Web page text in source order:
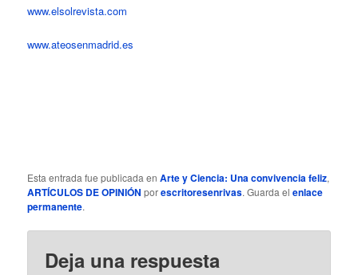
www.elsolrevista.com
www.ateosenmadrid.es
Esta entrada fue publicada enArte y Ciencia: Una convivencia feliz,
ARTÍCULOS DE OPINIÓN porescritoresenrivas. Guarda elenlace
permanente.
Deja una respuesta